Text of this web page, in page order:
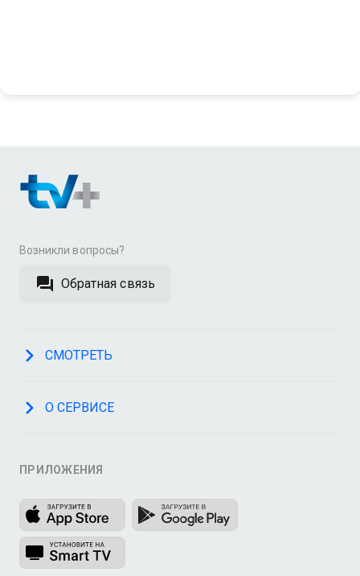
Возникли вопросы?
Обратная связь
СМОТРЕТЬ
О СЕРВИСЕ
ПРИЛОЖЕНИЯ